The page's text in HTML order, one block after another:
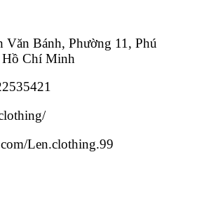
Bánh, Phường 11, Phú
Hồ Chí Minh
Len.clothing.99